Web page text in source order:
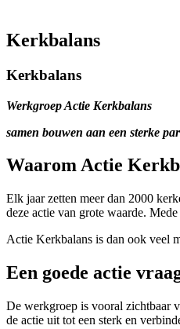
Kerkbalans
Kerkbalans
Werkgroep Actie Kerkbalans
samen bouwen aan een sterke
Waarom Actie
Elk jaar zetten meer dan 2000
deze actie van grote waarde.
Actie Kerkbalans is dan ook veel
Een goede actie
De werkgroep is vooral zichtbaar
de actie uit tot een sterk en